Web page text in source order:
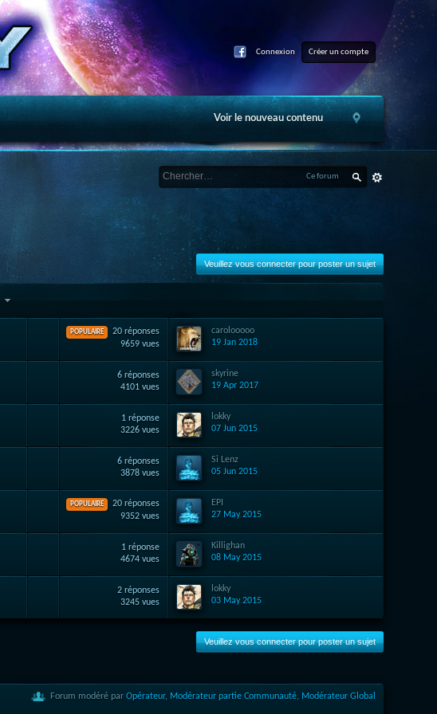
Connexion Créer un compte
Voir le nouveau contenu
Ce forum
Veuillez vous connecter pour poster un sujet
POPULAIRE
20 réponses
9659 vues
carolooooo
19 Jan 2018
6 réponses
4101 vues
skyrine
19 Apr 2017
1 réponse
3226 vues
lokky
07 Jun 2015
6 réponses
3878 vues
Si Lenz
05 Jun 2015
POPULAIRE
20 réponses
9352 vues
EPI
27 May 2015
1 réponse
4674 vues
Killighan
08 May 2015
2 réponses
3245 vues
lokky
03 May 2015
Veuillez vous connecter pour poster un sujet
Forum modéré par Opérateur, Modérateur partie Communauté, Modérateur Global